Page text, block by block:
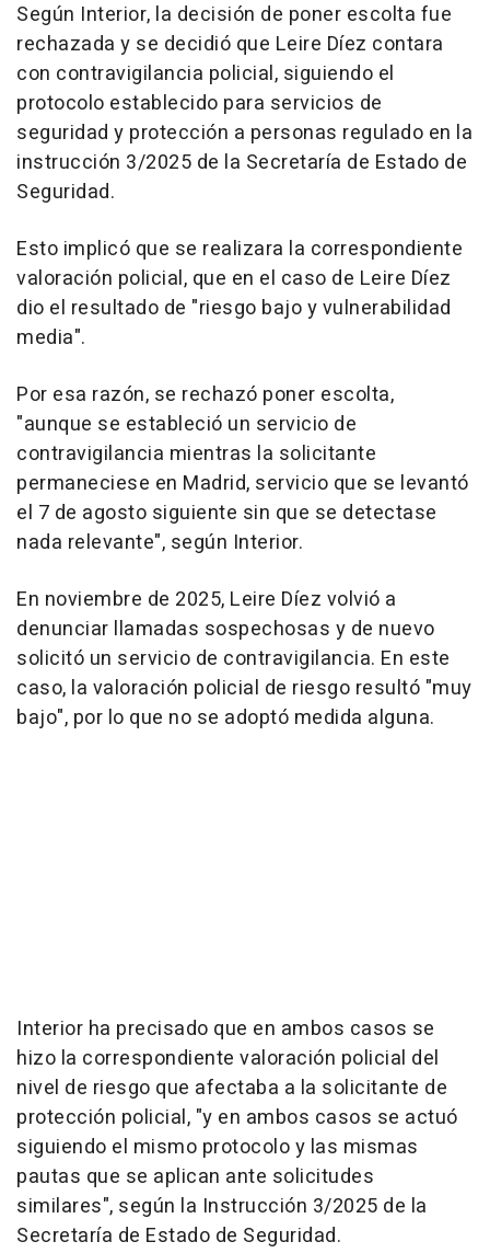
Según Interior, la decisión de poner escolta fue
rechazada y se decidió que Leire Díez contara
con contravigilancia policial, siguiendo el
protocolo establecido para servicios de
seguridad y protección a personas regulado en la
instrucción 3/2025 de la Secretaría de Estado de
Seguridad.
Esto implicó que se realizara la correspondiente
valoración policial, que en el caso de Leire Díez
dio el resultado de "riesgo bajo y vulnerabilidad
media".
Por esa razón, se rechazó poner escolta,
"aunque se estableció un servicio de
contravigilancia mientras la solicitante
permaneciese en Madrid, servicio que se levantó
el 7 de agosto siguiente sin que se detectase
nada relevante", según Interior.
En noviembre de 2025, Leire Díez volvió a
denunciar llamadas sospechosas y de nuevo
solicitó un servicio de contravigilancia. En este
caso, la valoración policial de riesgo resultó "muy
bajo", por lo que no se adoptó medida alguna.
Interior ha precisado que en ambos casos se
hizo la correspondiente valoración policial del
nivel de riesgo que afectaba a la solicitante de
protección policial, "y en ambos casos se actuó
siguiendo el mismo protocolo y las mismas
pautas que se aplican ante solicitudes
similares", según la Instrucción 3/2025 de la
Secretaría de Estado de Seguridad.